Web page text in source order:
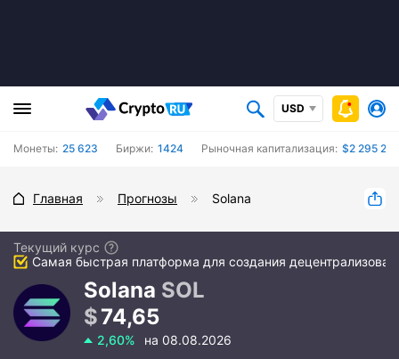
USD
Монеты: 25 623 Биржи: 1424 Рыночная капитализация: $2 295
Главная Прогнозы Solana
Текущий курс
Самая быстрая платформа для создания
Solana SOL
74,65
2,60%
на 08.08.2026